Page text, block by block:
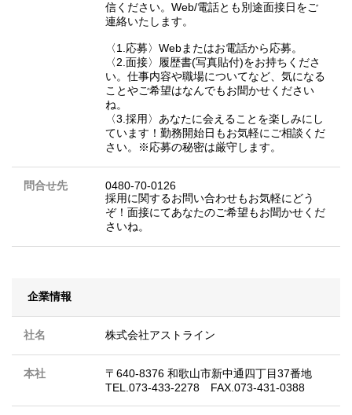
信ください。Web/電話とも別途面接日をご
連絡いたします。
〈1.応募〉Webまたはお電話から応募。
〈2.面接〉履歴書(写真貼付)をお持ちくださ
い。仕事内容や職場についてなど、気になる
ことやご希望はなんでもお聞かせください
ね。
〈3.採用〉あなたに会えることを楽しみにし
ています！勤務開始日もお気軽にご相談くだ
さい。※応募の秘密は厳守します。
問合せ先
0480-70-0126
採用に関するお問い合わせもお気軽にどう
ぞ！面接にてあなたのご希望もお聞かせくだ
さいね。
企業情報
社名 株式会社アストライン
本社
〒640-8376 和歌山市新中通四丁目37番地
TEL.073-433-2278 FAX.073-431-0388